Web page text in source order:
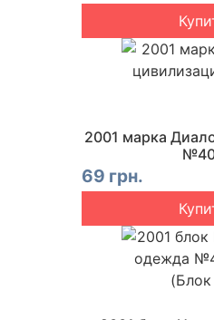
2001 марка
69 грн.